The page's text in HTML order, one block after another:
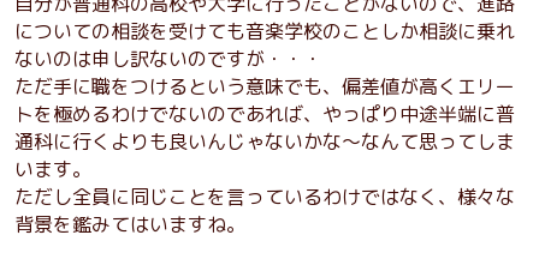
についての相談を受けても音楽学校のことしか相談に乗れ
ないのは申し訳ないのですが・・・
ただ手に職をつけるという意味でも、偏差値が高くエリー
トを極めるわけでないのであれば、やっぱり中途半端に普
通科に行くよりも良いんじゃないかな～なんて思ってしま
います。
ただし全員に同じことを言っているわけではなく、様々な
背景を鑑みてはいますね。